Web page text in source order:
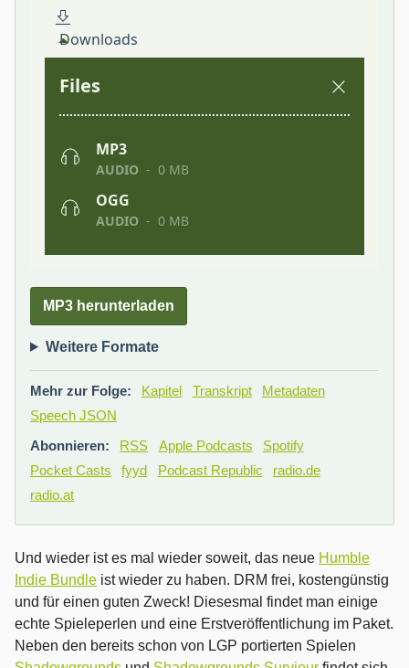
MP3 herunterladen
Weitere Formate
Mehr zur Folge: Kapitel Transkript
Metadaten
Speech JSON
Abonnieren:
RSS Apple Podcasts
Spotify
Pocket Casts
fyyd Podcast Republic
radio.de
radio.at
Und wieder ist es mal wieder soweit, das neue Humble
Indie Bundle ist wieder zu haben. DRM frei, kostengünstig
und für einen guten Zweck! Diesesmal findet man einige
echte Spieleperlen und eine Erstveröffentlichung im Paket.
Neben den bereits schon von LGP portierten Spielen